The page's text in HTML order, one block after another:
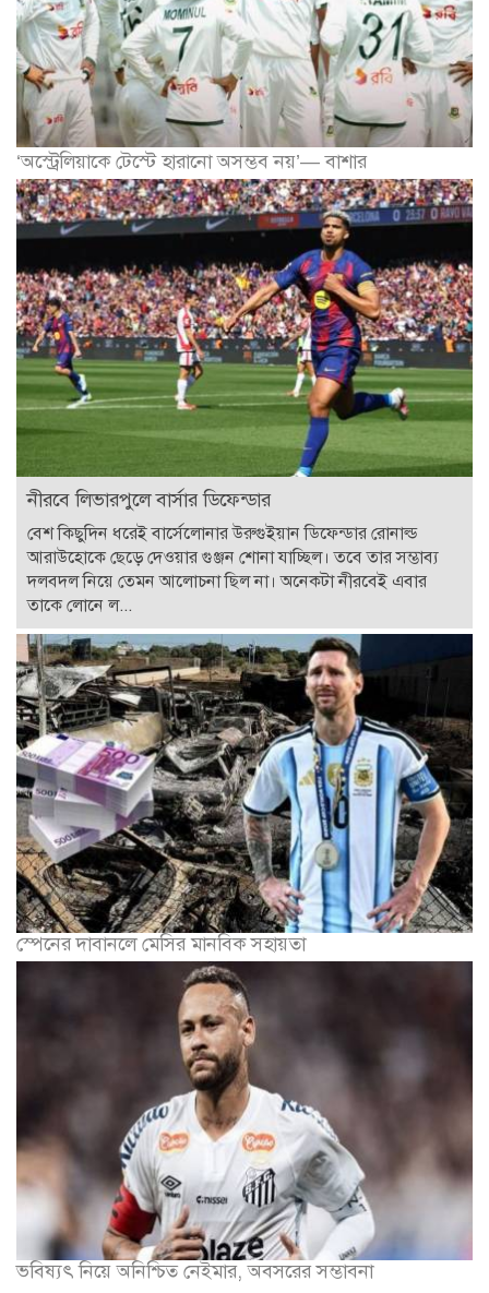
‘অস্ট্রেলিয়াকে টেস্টে হারানো অসম্ভব নয়’— বাশার
নীরবে লিভারপুলে বার্সার ডিফেন্ডার
বেশ কিছুদিন ধরেই বার্সেলোনার উরুগুইয়ান ডিফেন্ডার রোনাল্ড
আরাউহোকে ছেড়ে দেওয়ার গুঞ্জন শোনা যাচ্ছিল। তবে তার সম্ভাব্য
দলবদল নিয়ে তেমন আলোচনা ছিল না। অনেকটা নীরবেই এবার
তাকে লোনে ল...
স্পেনের দাবানলে মেসির মানবিক সহায়তা
ভবিষ্যৎ নিয়ে অনিশ্চিত নেইমার, অবসরের সম্ভাবনা